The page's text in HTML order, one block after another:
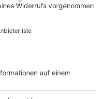
bearbeitet werden.
hat den